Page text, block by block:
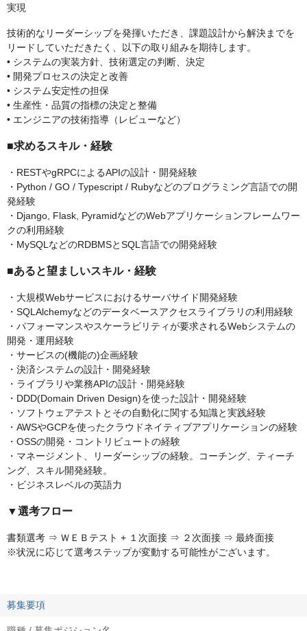
実現
技術的なリーダーシップを発揮いただき、課題設計から解決までを
リードしていただきたく、以下の取り組みを期待します。
• システムの実装方針、技術選定の判断、決定
• 開発プロセスの決定と改善
• システム安定性の担保
• 生産性・品質の指標の決定と整備
• エンジニアの技術指導（レビューなど）
■求めるスキル・経験
・RESTやgRPCによるAPIの設計・開発経験
・Python / GO / Typescript / Rubyなどのプログラミング言語での開
発経験
・Django, Flask, PyramidなどのWebアプリケーションフレームワー
クの利用経験
・MySQLなどのRDBMSとSQL言語での開発経験
■あると望ましいスキル・経験
・大規模Webサービスにおけるサーバサイド開発経験
・SQLAlchemyなどのデータベースアクセスライブラリの利用経験
・パフォーマンスやスケーラビリティが要求されるWebシステムの
開発・運用経験
・サービスの(機能の)企画経験
・決済システムの設計・開発経験
・ライブラリや業務APIの設計・開発経験
・DDD(Domain Driven Design)を使った設計・開発経験
・ソフトウェアテストとその自動化に関する知識と実践経験
・AWSやGCPを使ったクラウドネイティブアプリケーションの経験
・OSSの開発・コントリビュートの経験
・マネージメント、リーダーシップの経験。コーチング、ティーチ
ング、スキル開発経験。
・ビジネスレベルの英語力
▼選考フロー
書類選考 ⇒ ＷＥＢテスト + １次面接 ⇒ ２次面接 ⇒ 最終面接
※状況に応じて選考ステップが変動する可能性がございます。
募集要項